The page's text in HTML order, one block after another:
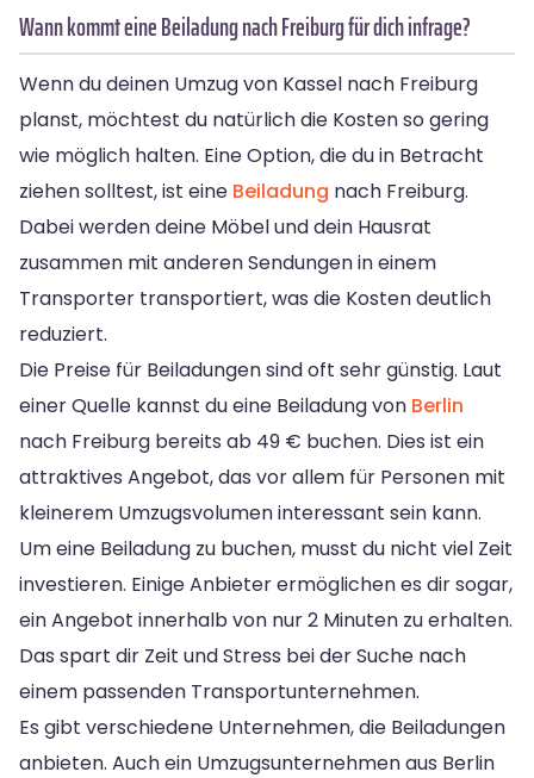
Wann kommt eine Beiladung nach Freiburg für dich infrage?
Wenn du deinen Umzug von Kassel nach Freiburg
planst, möchtest du natürlich die Kosten so gering
wie möglich halten. Eine Option, die du in Betracht
ziehen solltest, ist eine Beiladung nach Freiburg.
Dabei werden deine Möbel und dein Hausrat
zusammen mit anderen Sendungen in einem
Transporter transportiert, was die Kosten deutlich
reduziert.
Die Preise für Beiladungen sind oft sehr günstig. Laut
einer Quelle kannst du eine Beiladung von Berlin
nach Freiburg bereits ab 49 € buchen. Dies ist ein
attraktives Angebot, das vor allem für Personen mit
kleinerem Umzugsvolumen interessant sein kann.
Um eine Beiladung zu buchen, musst du nicht viel Zeit
investieren. Einige Anbieter ermöglichen es dir sogar,
ein Angebot innerhalb von nur 2 Minuten zu erhalten.
Das spart dir Zeit und Stress bei der Suche nach
einem passenden Transportunternehmen.
Es gibt verschiedene Unternehmen, die Beiladungen
anbieten. Auch ein Umzugsunternehmen aus Berlin